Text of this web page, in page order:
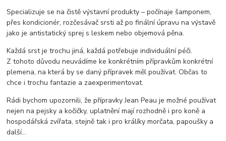
Specializuje se na čistě výstavní produkty – počínaje šamponem,
přes kondicionér, rozčesávač srsti až po finální úpravu na výstavě
jako je antistatický sprej s leskem nebo objemová pěna.
Každá srst je trochu jiná, každá potřebuje individuální péči.
Z tohoto důvodu neuvádíme ke konkrétním přípravkům konkrétní
plemena, na která by se daný přípravek měl používat. Občas to
chce i trochu fantazie a zaexperimentovat.
Rádi bychom upozornili, že přípravky Jean Peau je možné používat
nejen na pejsky a kočičky, uplatnění mají rozhodně i pro koně a
hospodářská zvířata, stejně tak i pro králíky morčata, papoušky a
další...